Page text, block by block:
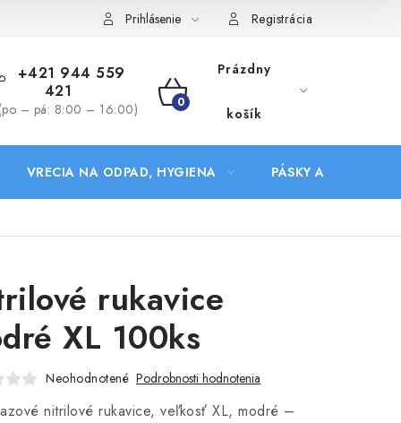
Prihlásenie Registrácia
+421 944 559
421
– pá: 8:00 – 16:00)
NÁKUPNÝ
Prázdny
košík
VRECIA NA ODPAD, HYGIENA PÁSKY A DOPLNKY
rukavice
XL 100ks
Neohodnotené Podrobnosti hodnotenia
nitrilové rukavice, veľkosť XL, modré –